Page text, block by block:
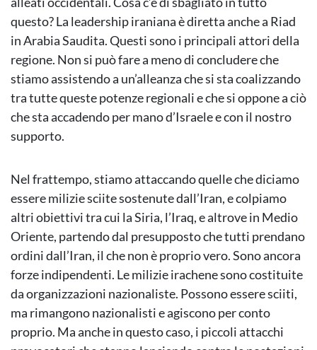
questo? La leadership iraniana è diretta anche a Riad
in Arabia Saudita. Questi sono i principali attori della
regione. Non si può fare a meno di concludere che
stiamo assistendo a un’alleanza che si sta coalizzando
tra tutte queste potenze regionali e che si oppone a ciò
che sta accadendo per mano d’Israele e con il nostro
supporto.
Nel frattempo, stiamo attaccando quelle che diciamo
essere milizie sciite sostenute dall’Iran, e colpiamo
altri obiettivi tra cui la Siria, l’Iraq, e altrove in Medio
Oriente, partendo dal presupposto che tutti prendano
ordini dall’Iran, il che non è proprio vero. Sono ancora
forze indipendenti. Le milizie irachene sono costituite
da organizzazioni nazionaliste. Possono essere sciiti,
ma rimangono nazionalisti e agiscono per conto
proprio. Ma anche in questo caso, i piccoli attacchi